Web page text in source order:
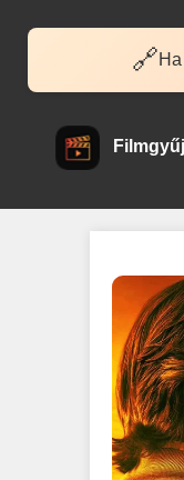
🔗